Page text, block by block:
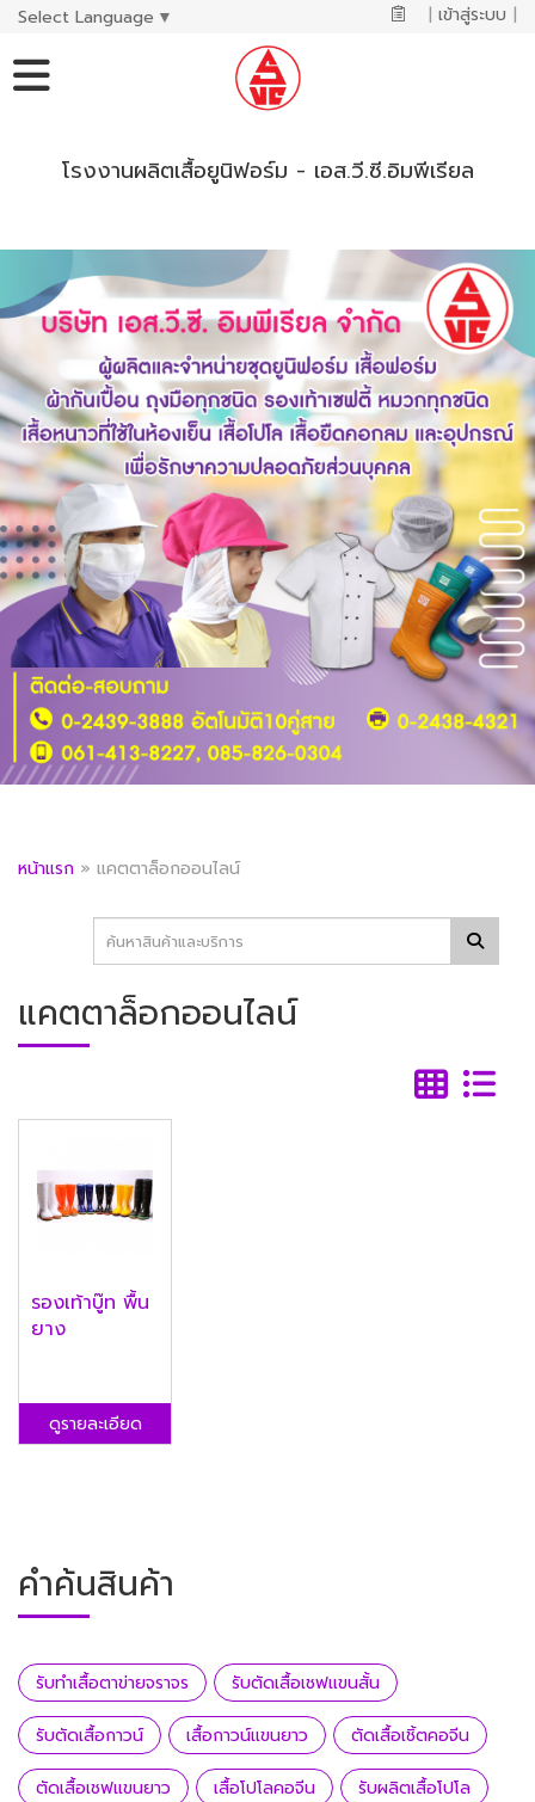
Select Language ▼ | เข้าสู่ระบบ |
โรงงานผลิตเสื้อยูนิฟอร์ม - เอส.วี.ซี.อิมพีเรียล
หน้าแรก » แคตตาล็อกออนไลน์
แคตตาล็อกออนไลน์
รองเท้าบู๊ท พื้น
ยาง
ดูรายละเอียด
คำค้นสินค้า
รับทำเสื้อตาข่ายจราจร รับตัดเสื้อเชฟแขนสั้น
รับตัดเสื้อกาวน์ เสื้อกาวน์แขนยาว ตัดเสื้อเชิ้ตคอจีน
ตัดเสื้อเชฟแขนยาว เสื้อโปโลคอจีน รับผลิตเสื้อโปโล